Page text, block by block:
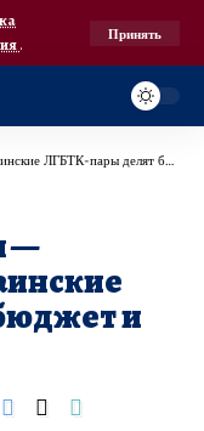
.
Принять
пары делят бюджет и обязанности
—
и